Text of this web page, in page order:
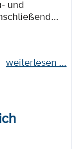
und
weiterlesen ...